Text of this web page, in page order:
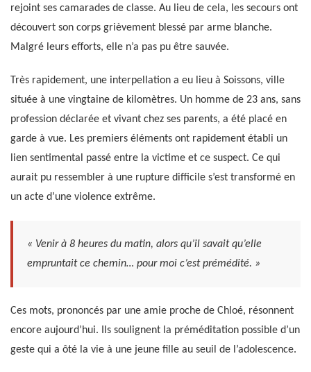
rejoint ses camarades de classe. Au lieu de cela, les secours ont
découvert son corps grièvement blessé par arme blanche.
Malgré leurs efforts, elle n’a pas pu être sauvée.
Très rapidement, une interpellation a eu lieu à Soissons, ville
située à une vingtaine de kilomètres. Un homme de 23 ans, sans
profession déclarée et vivant chez ses parents, a été placé en
garde à vue. Les premiers éléments ont rapidement établi un
lien sentimental passé entre la victime et ce suspect. Ce qui
aurait pu ressembler à une rupture difficile s’est transformé en
un acte d’une violence extrême.
« Venir à 8 heures du matin, alors qu’il savait qu’elle
empruntait ce chemin… pour moi c’est prémédité. »
Ces mots, prononcés par une amie proche de Chloé, résonnent
encore aujourd’hui. Ils soulignent la préméditation possible d’un
geste qui a ôté la vie à une jeune fille au seuil de l’adolescence.